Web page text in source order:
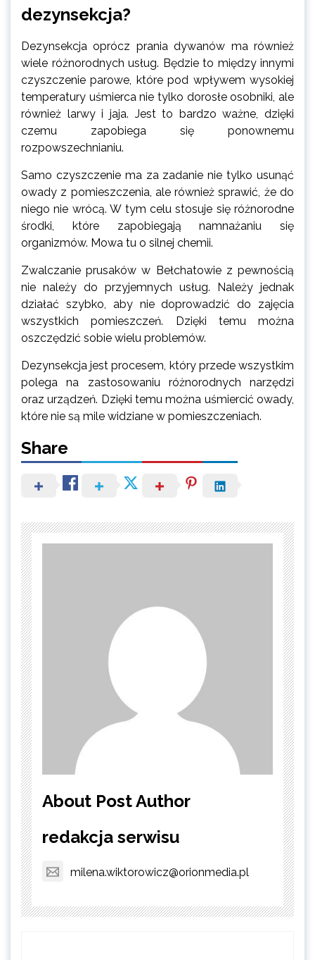
dezynsekcja?
Dezynsekcja oprócz prania dywanów ma również
wiele różnorodnych usług. Będzie to między innymi
czyszczenie parowe, które pod wpływem wysokiej
temperatury uśmierca nie tylko dorosłe osobniki, ale
również larwy i jaja. Jest to bardzo ważne, dzięki
czemu zapobiega się ponownemu
rozpowszechnianiu.
Samo czyszczenie ma za zadanie nie tylko usunąć
owady z pomieszczenia, ale również sprawić, że do
niego nie wrócą. W tym celu stosuje się różnorodne
środki, które zapobiegają namnażaniu się
organizmów. Mowa tu o silnej chemii.
Zwalczanie prusaków w Bełchatowie z pewnością
nie należy do przyjemnych usług. Należy jednak
działać szybko, aby nie doprowadzić do zajęcia
wszystkich pomieszczeń. Dzięki temu można
oszczędzić sobie wielu problemów.
Dezynsekcja jest procesem, który przede wszystkim
polega na zastosowaniu różnorodnych narzędzi
oraz urządzeń. Dzięki temu można uśmiercić owady,
które nie są mile widziane w pomieszczeniach.
Share
About Post Author
redakcja serwisu
milena.wiktorowicz@orionmedia.pl